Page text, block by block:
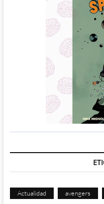
Actualidad avengers